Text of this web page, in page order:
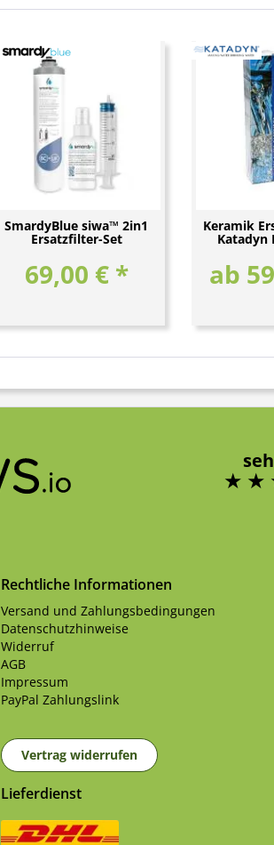
SmardyBlue siwa™ 2in1
Ersatzfilter-Set
69,00 € *
Keramik
Katadyn
ab
Rechtliche Informationen
Versand und Zahlungsbedingungen
Datenschutzhinweise
Widerruf
AGB
Impressum
PayPal Zahlungslink
Vertrag widerrufen
Lieferdienst